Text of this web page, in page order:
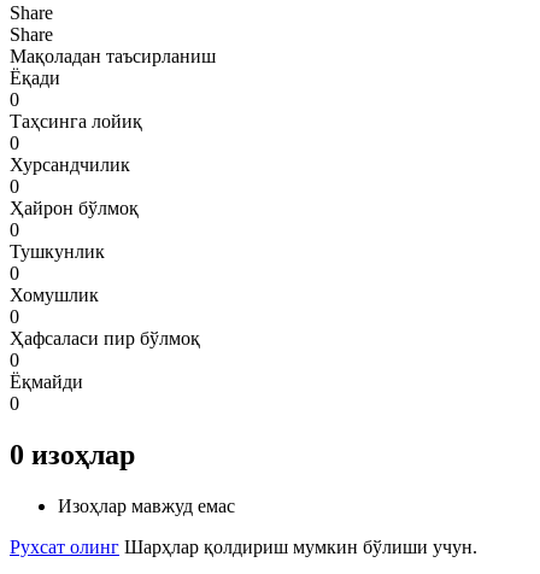
Share
Share
Мақоладан таъсирланиш
Ёқади
0
Таҳсинга лойиқ
0
Хурсандчилик
0
Ҳайрон бўлмоқ
0
Тушкунлик
0
Хомушлик
0
Ҳафсаласи пир бўлмоқ
0
Ёқмайди
0
0 изоҳлар
Изоҳлар мавжуд емас
Рухсат олинг Шарҳлар қолдириш мумкин бўлиши учун.